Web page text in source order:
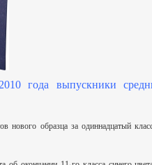
года выпускники
нового образца за одиннадцатый